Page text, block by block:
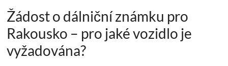
Žádost o dálniční známku pro
Rakousko – pro jaké vozidlo je
vyžadována?